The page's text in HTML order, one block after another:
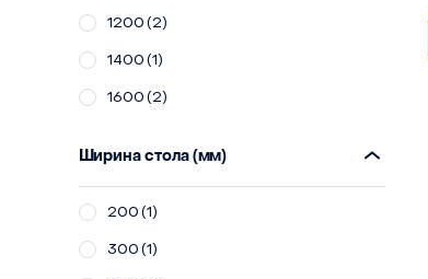
1200 (2)
1400 (1)
1600 (2)
Ширина стола (мм)
200 (1)
300 (1)